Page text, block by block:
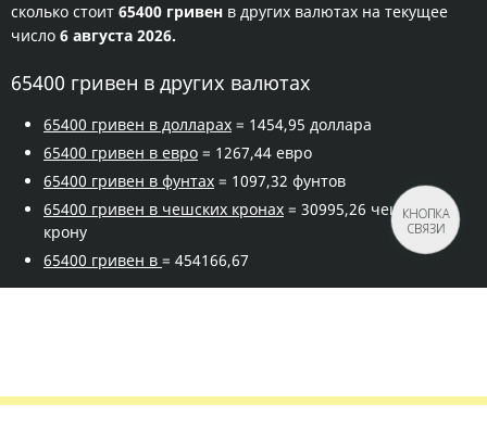
сколько стоит 65400 гривен в других валютах на текущее
число 6 августа 2026.
65400 гривен в других валютах
65400 гривен в долларах = 1454,95 доллара
65400 гривен в евро = 1267,44 евро
65400 гривен в фунтах = 1097,32 фунтов
65400 гривен в чешских кронах = 30995,26 чешскую
крону
65400 гривен в = 454166,67
КНОПКА
СВЯЗИ